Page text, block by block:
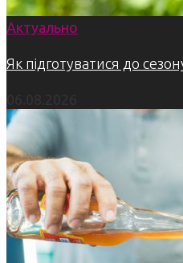
Актуально
Як підготуватися до